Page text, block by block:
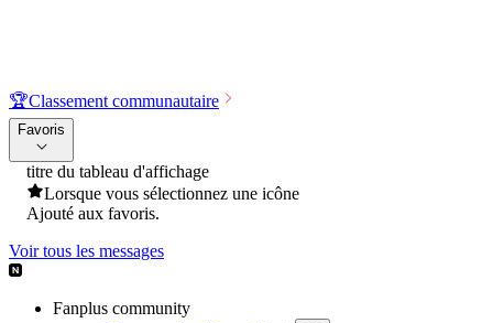
🏆Classement communautaire
Favoris
titre du tableau d'affichage
Lorsque vous sélectionnez une icône
Ajouté aux favoris.
Voir tous les messages
Fanplus community